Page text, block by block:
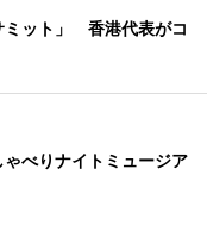
ミット」 香港代表がコ
べりナイトミュージア